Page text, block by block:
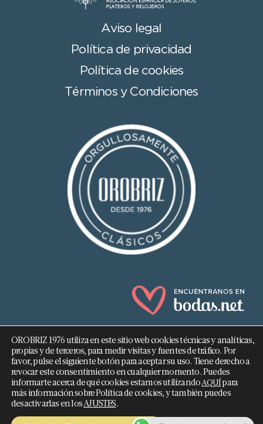
Aviso legal
Política de privacidad
Política de cookies
Términos y Condiciones
682 293 876
info@orobriz.es
OROBRIZ 1976 - 2026 ©
OROBRIZ 1976 utiliza en este sitio web cookies técnicas y analíticas,
propias y de terceros, para medir visitas y fuentes de tráfico. Por
favor, pulse el siguiente botón para aceptar su uso. Tiene derecho a
revocar este consentimiento en cualquier momento. Puedes
informarte acerca de qué cookies estamos utilizandoAQUÍpara
más información sobre Política de cookies, y también puedes
desactivarlas en losAJUSTES.